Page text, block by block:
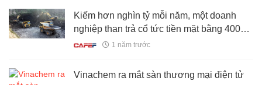
Kiếm hơn nghìn tỷ mỗi năm, một doanh
nghiệp than trả cổ tức tiền mặt bằng 400%
thị giá cổ phiếu
1 năm trước
Vinachem ra mắt sàn thương mại điện tử